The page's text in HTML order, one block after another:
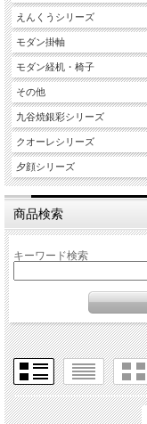
えんくうシリーズ
モダン掛軸
モダン経机・椅子
その他
九谷焼銀彩シリーズ
クオーレシリーズ
夕顔シリーズ
商品検索
キーワード検索